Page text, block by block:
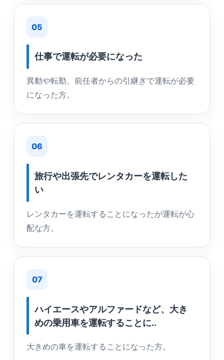
05
仕事で運転が必要になった
異動や転勤、前任者からの引継ぎで運転が必要
になった方。
06
旅行や出張先でレンタカーを運転した
い
レンタカーを運転することになったが運転が心
配な方。
07
ハイエースやアルファードなど、大き
めの乗用車を運転することに..
大きめの車を運転することになった方。